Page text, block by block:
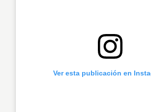
Ver esta publicación en